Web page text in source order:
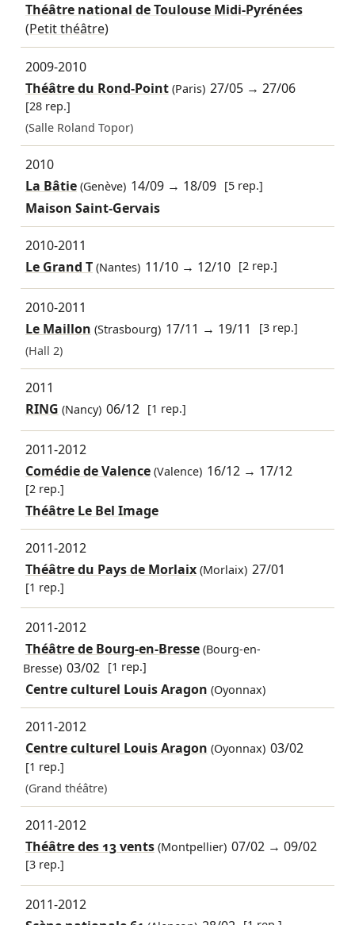
Théâtre national de Toulouse Midi-Pyrénées
(Petit théâtre)
2009-2010
Théâtre du Rond-Point(Paris) 27/05 →27/06
[28 rep.]
(Salle Roland Topor)
2010
La Bâtie(Genève) 14/09 → 18/09 [5 rep.]
Maison Saint-Gervais
2010-2011
Le Grand T(Nantes) 11/10 → 12/10 [2 rep.]
2010-2011
Le Maillon (Strasbourg) 17/11 → 19/11
[3 rep.]
(Hall 2)
2011
RING (Nancy) 06/12 [1 rep.]
2011-2012
Comédie de Valence(Valence) 16/12 → 17/12
[2 rep.]
Théâtre Le Bel Image
2011-2012
Théâtre du Pays de Morlaix(Morlaix) 27/01
[1 rep.]
2011-2012
Théâtre de Bourg-en-Bresse(Bourg-en-
Bresse) 03/02 [1 rep.]
Centre culturel Louis Aragon (Oyonnax)
2011-2012
Centre culturel Louis Aragon (Oyonnax) 03/02
[1 rep.]
(Grand théâtre)
2011-2012
Théâtre des 13 vents(Montpellier) 07/02 →09/02
[3 rep.]
2011-2012